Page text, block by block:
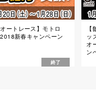
オートレース】モトロ
2018新春キャンペーン
終了
ッ
オ
ン